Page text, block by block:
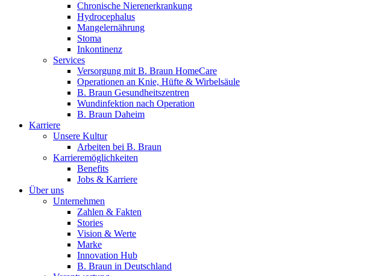
Gut zu wissen
MDR, eIFU & Co. – hier finden Sie nützliche Informationen rund um unsere Produkte.
Im Dialog mit B. Braun. Hier treten Sie mit uns in Verbindung.
Chronische Nierenerkrankung
Hydrocephalus
Mangelernährung
Stoma
Inkontinenz
Services
Versorgung mit B. Braun HomeCare
Operationen an Knie, Hüfte & Wirbelsäule
B. Braun Gesundheitszentren
Wundinfektion nach Operation
B. Braun Daheim
Karriere
Unsere Kultur
Arbeiten bei B. Braun
Karrieremöglichkeiten
Benefits
Jobs & Karriere
Über uns
Unternehmen
Zahlen & Fakten
Stories
Vision & Werte
Marke
Innovation Hub
B. Braun in Deutschland